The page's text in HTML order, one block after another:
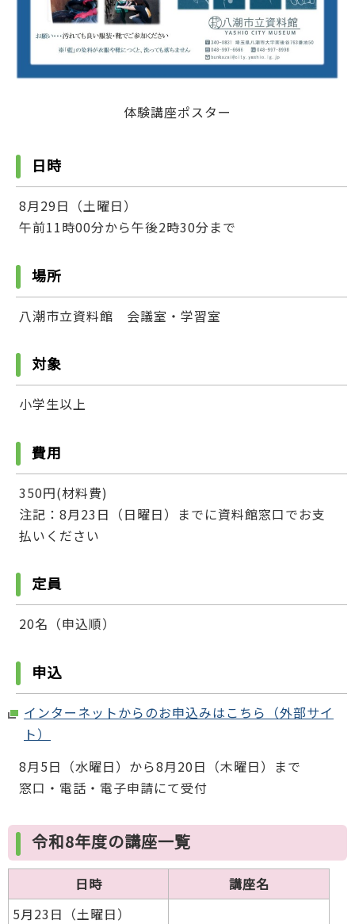
体験講座ポスター
日時
8月29日（土曜日）
午前11時00分から午後2時30分まで
場所
八潮市立資料館 会議室・学習室
対象
小学生以上
費用
350円(材料費)
注記：8月23日（日曜日）までに資料館窓口でお支
払いください
定員
20名（申込順）
申込
インターネットからのお申込みはこちら（外部サイ
ト）
8月5日（水曜日）から8月20日（木曜日）まで
窓口・電話・電子申請にて受付
令和8年度の講座一覧
日時
講座名
5月23日（土曜日）